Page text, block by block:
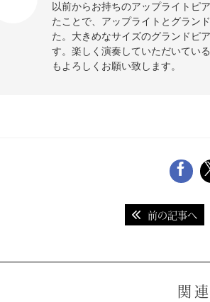
以前からお持ちのアップライトピ
たことで、アップライトとグラン
た。大きめなサイズのグランドピ
す。楽しく演奏していただいてい
もよろしくお願い致します。
前の記事へ
関